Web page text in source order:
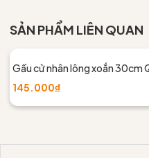
SẢN PHẨM LIÊN QUAN
Gấu cử nhân lông xoắn 30cm
145.000₫